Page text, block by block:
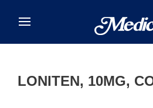
LONITEN, 10MG,